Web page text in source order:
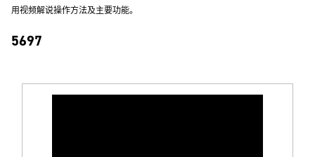
用视频解说操作方法及主要功能。
5697